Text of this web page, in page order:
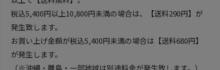
税込5,400円以上10,800円未満の場合は、【送料290円】が
発生致します。
お買い上げ金額が税込5,400円未満の場合は【送料680円】
が発生します。
（※沖縄・離島・一部地域は別途料金が発生致します。）